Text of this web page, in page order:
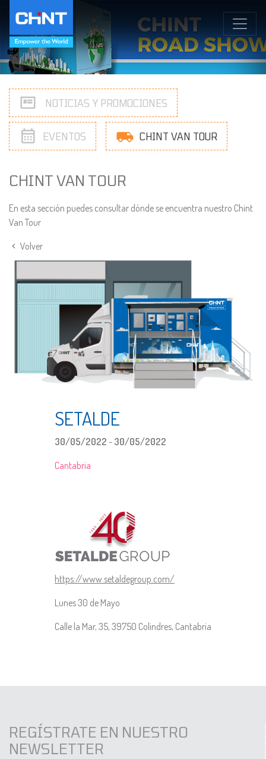
NOTICIAS Y PROMOCIONES
EVENTOS CHINT VAN TOUR
CHINT VAN TOUR
En esta sección puedes consultar dónde se encuentra nuestro Chint
Van Tour
Volver
SETALDE
30/05/2022 - 30/05/2022
Cantabria
https://www.setaldegroup.com/
Lunes 30 de Mayo
Calle la Mar, 35, 39750 Colindres, Cantabria
REGÍSTRATE EN NUESTRO
NEWSLETTER